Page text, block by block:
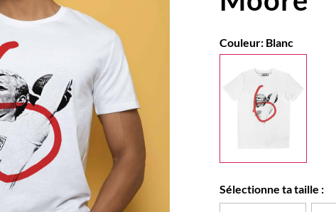
Couleur: Blanc
Sélectionne ta taille :